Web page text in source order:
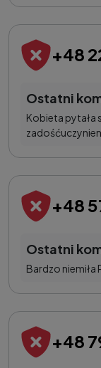
+48
Ostatni
Kobieta pytała
+48
Ostatni
Bardzo niemiła
+48